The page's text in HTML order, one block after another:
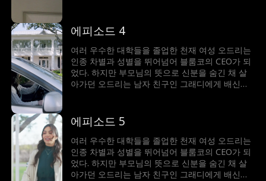
움을 받아 위기를 피하고, 언제나 적으로만 생각했
던 말로우의 진심을 알게 되면서 함께 어려움을 헤
쳐나가게 된다
에피소드 4
여러 우수한 대학들을 졸업한 천재 여성 오드리는
인종 차별과 성별을 뛰어넘어 블룸코의 CEO가 되
었다. 하지만 부모님의 뜻으로 신분을 숨긴 채 살
아가던 오드리는 남자 친구인 그래디에게 배신을
움을 받아 위기를 피하고, 언제나 적으로만 생각했
던 말로우의 진심을 알게 되면서 함께 어려움을 헤
쳐나가게 된다
에피소드 5
여러 우수한 대학들을 졸업한 천재 여성 오드리는
인종 차별과 성별을 뛰어넘어 블룸코의 CEO가 되
었다. 하지만 부모님의 뜻으로 신분을 숨긴 채 살
아가던 오드리는 남자 친구인 그래디에게 배신을